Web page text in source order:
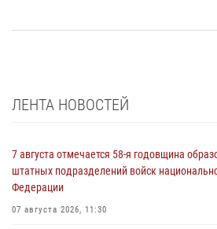
ЛЕНТА НОВОСТЕЙ
7 августа отмечается 58-я годовщина
штатных подразделений войск
Федерации
07 августа 2026, 11:30